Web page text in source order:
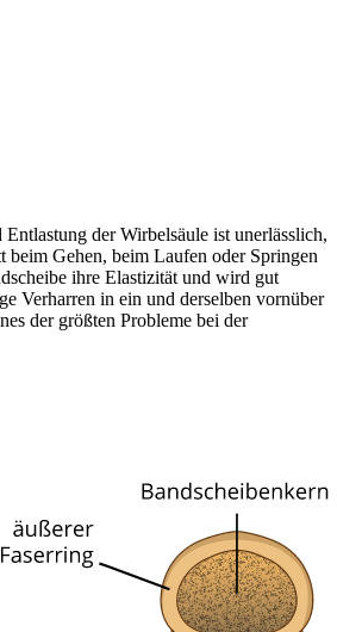
der Wirbelsäule ist unerlässlich,
beim Gehen, beim Laufen oder Springen
ihre Elastizität und wird gut
Verharren in ein und derselben vornüber
der größten Probleme bei der